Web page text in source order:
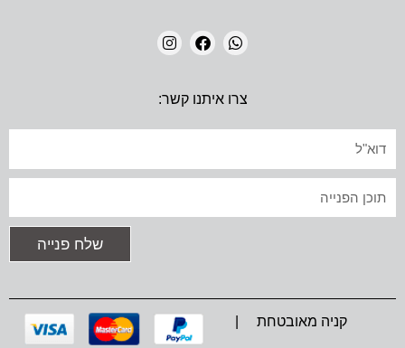
H
A
P
P
A
C
O
K
N
S
R
A
צרו איתנו קשר:
שלח פנייה
קניה מאובטחת |